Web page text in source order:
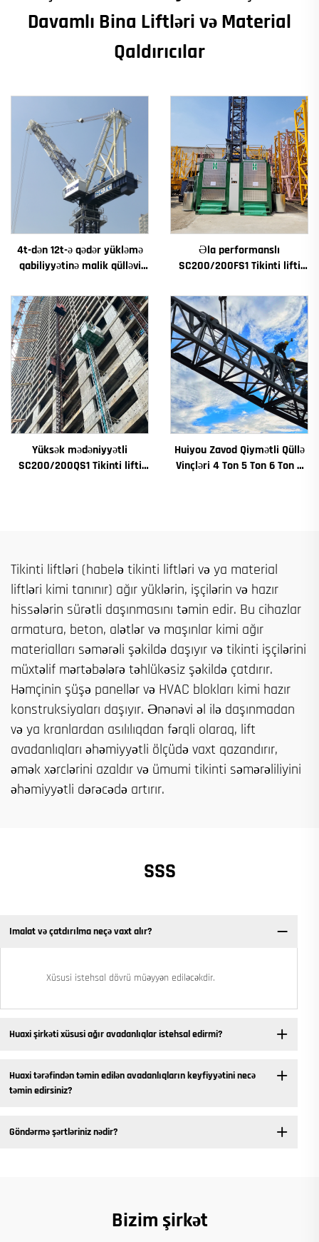
Davamlı Bina Liftləri və Material
Qaldırıcılar
4t-dən 12t-ə qədər yükləmə
qabiliyyətinə malik qülləvi
motorlaşdırıcı əsas
Əla performanslı
SC200/200FS1 Tikinti lifti
üçün Cənubi Avstriyada
Yüksək mədəniyyətli
SC200/200QS1 Tikinti lifti
Huiyou Zavod Qiymətli Qüllə
Vinçləri 4 Ton 5 Ton 6 Ton 8
Tikinti liftləri (habelə tikinti liftləri və ya material
liftləri kimi tanınır) ağır yüklərin, işçilərin və hazır
hissələrin sürətli daşınmasını təmin edir. Bu cihazlar
armatura, beton, alətlər və maşınlar kimi ağır
materialları səmərəli şəkildə daşıyır və tikinti işçilərini
müxtəlif mərtəbələrə təhlükəsiz şəkildə çatdırır.
Həmçinin şüşə panellər və HVAC blokları kimi hazır
konstruksiyaları daşıyır. Ənənəvi əl ilə daşınmadan
və ya kranlardan asılılıqdan fərqli olaraq, lift
avadanlıqları əhəmiyyətli ölçüdə vaxt qazandırır,
əmək xərclərini azaldır və ümumi tikinti səmərəliliyini
əhəmiyyətli dərəcədə artırır.
SSS
Imalat və çatdırılma neçə vaxt alır?
Xüsusi istehsal dövrü müəyyən ediləcəkdir.
Huaxi şirkəti xüsusi ağır avadanlıqlar istehsal edirmi?
Huaxi tərəfindən təmin edilən avadanlıqların keyfiyyətini necə
təmin edirsiniz?
Göndərmə şərtləriniz nədir?
Bizim şirkət